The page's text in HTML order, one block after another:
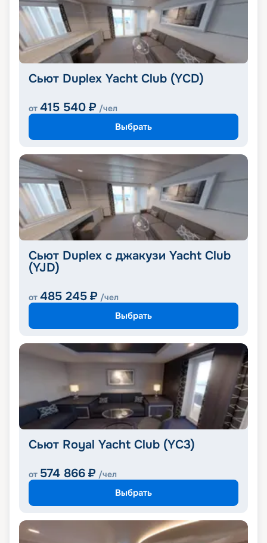
Сьют Duplex Yacht Club (YCD)
от 415 540 ₽ /чел
Выбрать
Сьют Duplex с джакузи Yacht Club
(YJD)
от 485 245 ₽ /чел
Выбрать
Сьют Royal Yacht Club (YC3)
от 574 866 ₽ /чел
Выбрать